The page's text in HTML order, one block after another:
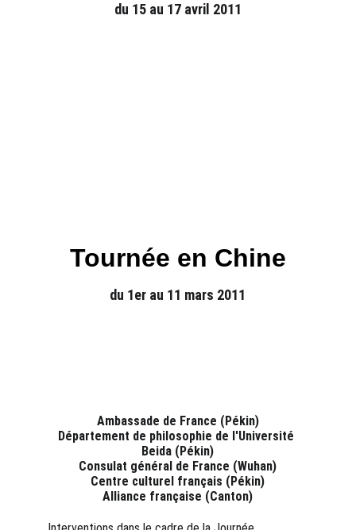
du 15 au 17 avril 2011
Tournée en Chine
du 1er au 11 mars 2011
Ambassade de France (Pékin)
Département de philosophie de l'Université
Beida (Pékin)
Consulat général de France (Wuhan)
Centre culturel français (Pékin)
Alliance française (Canton)